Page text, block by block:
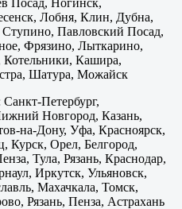
Лобня, Клин, Дубна,
Ступино, Павловский Посад,
Фрязино, Лыткарино,
Кашира,
Шатура, Можайск
Санкт-Петербург,
Новгород, Казань,
на-Дону, Уфа, Красноярск,
Курск, Орел, Белгород,
Тула, Рязань, Краснодар,
Иркутск, Ульяновск,
Махачкала, Томск,
Рязань, Пенза, Астрахань